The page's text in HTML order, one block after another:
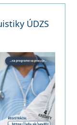
ÚDZS